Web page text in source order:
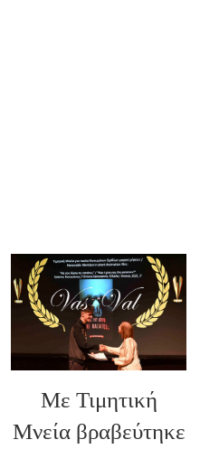
Με Τιμητική
Μνεία βραβεύτηκε